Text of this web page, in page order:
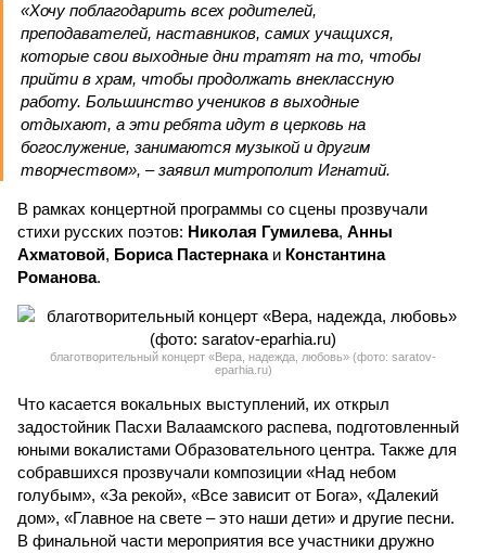
«Хочу поблагодарить всех родителей,
преподавателей, наставников, самих учащихся,
которые свои выходные дни тратят на то, чтобы
прийти в храм, чтобы продолжать внеклассную
работу. Большинство учеников в выходные
отдыхают, а эти ребята идут в церковь на
богослужение, занимаются музыкой и другим
творчеством», – заявил митрополит Игнатий.
В рамках концертной программы со сцены прозвучали
стихи русских поэтов: Николая Гумилева, Анны
Ахматовой, Бориса Пастернакаи Константина
Романова.
благотворительный концерт «Вера, надежда, любовь» (фото: saratov-
eparhia.ru)
Что касается вокальных выступлений, их открыл
задостойник Пасхи Валаамского распева, подготовленный
юными вокалистами Образовательного центра. Также для
собравшихся прозвучали композиции «Над небом
голубым», «За рекой», «Все зависит от Бога», «Далекий
дом», «Главное на свете – это наши дети» и другие песни.
В финальной части мероприятия все участники дружно